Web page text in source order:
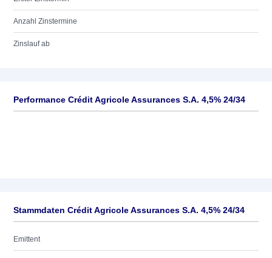
Anzahl Zinstermine
Zinslauf ab
Performance Crédit Agricole Assurances S.A. 4,5% 24/34
Stammdaten Crédit Agricole Assurances S.A. 4,5% 24/34
Emittent